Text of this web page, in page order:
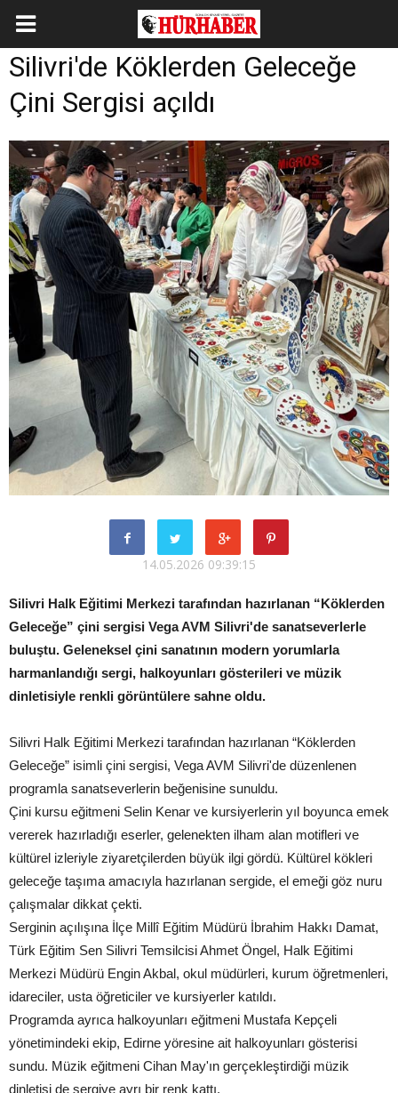
Silivri'de Köklerden Geleceğe
Çini Sergisi açıldı
14.05.2026 09:39:15
Silivri Halk Eğitimi Merkezi tarafından hazırlanan “Köklerden
Geleceğe” çini sergisi Vega AVM Silivri'de sanatseverlerle
buluştu. Geleneksel çini sanatının modern yorumlarla
harmanlandığı sergi, halkoyunları gösterileri ve müzik
dinletisiyle renkli görüntülere sahne oldu.
Silivri Halk Eğitimi Merkezi tarafından hazırlanan “Köklerden
Geleceğe” isimli çini sergisi, Vega AVM Silivri'de düzenlenen
programla sanatseverlerin beğenisine sunuldu.
Çini kursu eğitmeni Selin Kenar ve kursiyerlerin yıl boyunca emek
vererek hazırladığı eserler, gelenekten ilham alan motifleri ve
kültürel izleriyle ziyaretçilerden büyük ilgi gördü. Kültürel kökleri
geleceğe taşıma amacıyla hazırlanan sergide, el emeği göz nuru
çalışmalar dikkat çekti.
Serginin açılışına İlçe Millî Eğitim Müdürü İbrahim Hakkı Damat,
Türk Eğitim Sen Silivri Temsilcisi Ahmet Öngel, Halk Eğitimi
Merkezi Müdürü Engin Akbal, okul müdürleri, kurum öğretmenleri,
idareciler, usta öğreticiler ve kursiyerler katıldı.
Programda ayrıca halkoyunları eğitmeni Mustafa Kepçeli
yönetimindeki ekip, Edirne yöresine ait halkoyunları gösterisi
sundu. Müzik eğitmeni Cihan May'ın gerçekleştirdiği müzik
dinletisi de sergiye ayrı bir renk kattı.